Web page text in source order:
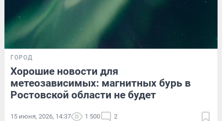
ГОРОД
Хорошие новости для
метеозависимых: магнитных бурь в
Ростовской области не будет
15 июня, 2026, 14:37 1 500 2